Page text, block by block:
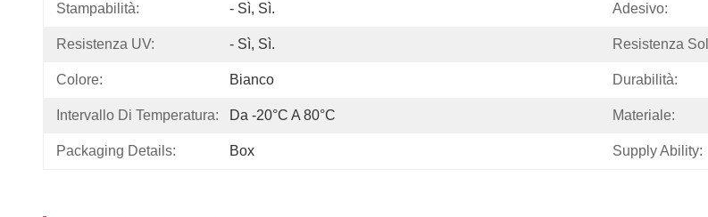
Stampabilità: - Sì, Sì. Adesivo:
Resistenza UV: - Sì, Sì. Resistenza
Colore: Bianco Durabilità:
Intervallo Di Temperatura: Da -20°C A 80°C Materiale:
Packaging Details: Box Supply Ability: